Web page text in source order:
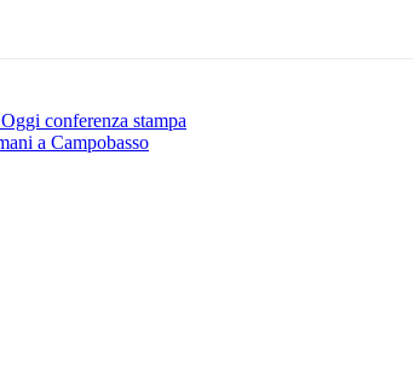
conferenza stampa
a Campobasso